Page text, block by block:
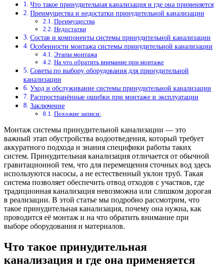
Что такое принудительная канализация и где она применяется
Преимущества и недостатки принудительной канализации
Преимущества
Недостатки
Состав и компоненты системы принудительной канализации
Особенности монтажа системы принудительной канализации
Этапы монтажа
На что обратить внимание при монтаже
Советы по выбору оборудования для принудительной
канализации
Уход и обслуживание системы принудительной канализации
Распространённые ошибки при монтаже и эксплуатации
Заключение
Похожие записи:
Монтаж системы принудительной канализации — это
важный этап обустройства водоотведения, который требует
аккуратного подхода и знания специфики работы таких
систем. Принудительная канализация отличается от обычной
гравитационной тем, что для перемещения сточных вод здесь
используются насосы, а не естественный уклон труб. Такая
система позволяет обеспечить отвод отходов с участков, где
традиционная канализация невозможна или слишком дорогая
в реализации. В этой статье мы подробно рассмотрим, что
такое принудительная канализация, почему она нужна, как
проводится её монтаж и на что обратить внимание при
выборе оборудования и материалов.
Что такое принудительная
канализация и где она применяется